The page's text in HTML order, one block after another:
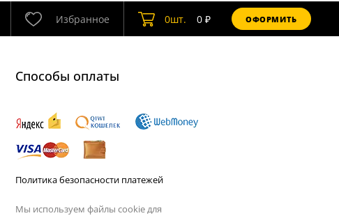
Избранное 0шт. 0₽ ОФОРМИТЬ
Способы оплаты
Политика безопасности платежей
Мы используем файлы cookie для